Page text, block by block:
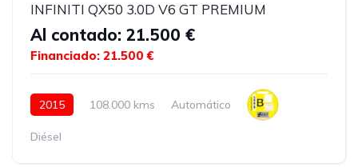
INFINITI QX50 3.0D V6 GT PREMIUM
Al contado: 21.500 €
Financiado: 21.500 €
2015 108.000 kms Automático
Diésel